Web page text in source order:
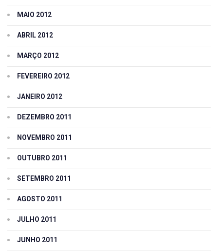
MAIO 2012
ABRIL 2012
MARÇO 2012
FEVEREIRO 2012
JANEIRO 2012
DEZEMBRO 2011
NOVEMBRO 2011
OUTUBRO 2011
SETEMBRO 2011
AGOSTO 2011
JULHO 2011
JUNHO 2011